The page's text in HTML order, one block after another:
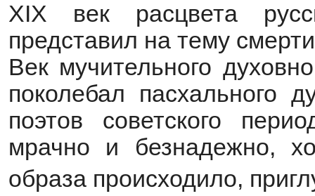
XIX век расцвета
представил на тему
Век мучительного
поколебал пасхального
поэтов советского
мрачно и безнадежно,
образа происходило,